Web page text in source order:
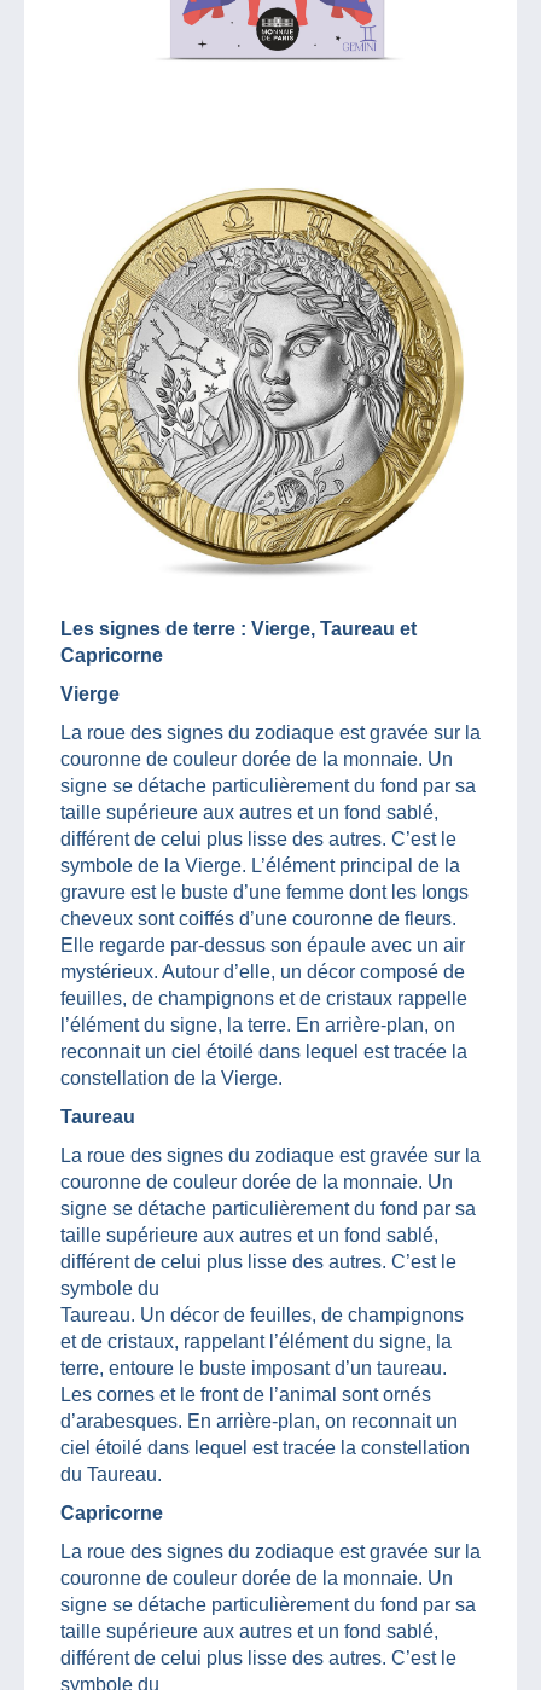
Les signes de terre : Vierge, Taureau et
Capricorne
Vierge
La roue des signes du zodiaque est gravée sur la
couronne de couleur dorée de la monnaie. Un
signe se détache particulièrement du fond par sa
taille supérieure aux autres et un fond sablé,
différent de celui plus lisse des autres. C’est le
symbole de la Vierge. L’élément principal de la
gravure est le buste d’une femme dont les longs
cheveux sont coiffés d’une couronne de fleurs.
Elle regarde par-dessus son épaule avec un air
mystérieux. Autour d’elle, un décor composé de
feuilles, de champignons et de cristaux rappelle
l’élément du signe, la terre. En arrière-plan, on
reconnait un ciel étoilé dans lequel est tracée la
constellation de la Vierge.
Taureau
La roue des signes du zodiaque est gravée sur la
couronne de couleur dorée de la monnaie. Un
signe se détache particulièrement du fond par sa
taille supérieure aux autres et un fond sablé,
différent de celui plus lisse des autres. C’est le
symbole du
Taureau. Un décor de feuilles, de champignons
et de cristaux, rappelant l’élément du signe, la
terre, entoure le buste imposant d’un taureau.
Les cornes et le front de l’animal sont ornés
d’arabesques. En arrière-plan, on reconnait un
ciel étoilé dans lequel est tracée la constellation
du Taureau.
Capricorne
La roue des signes du zodiaque est gravée sur la
couronne de couleur dorée de la monnaie. Un
signe se détache particulièrement du fond par sa
taille supérieure aux autres et un fond sablé,
différent de celui plus lisse des autres. C’est le
symbole du